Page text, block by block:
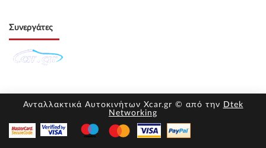
Συνεργάτες
Ανταλλακτικά Αυτοκινήτων Xcar.gr © από την Dtek
Networking